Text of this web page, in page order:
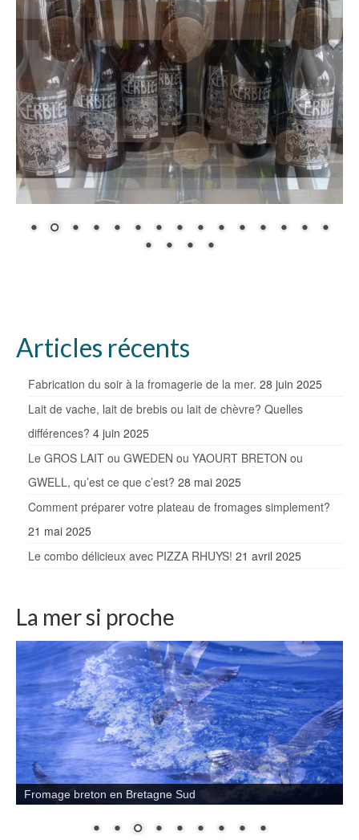
Articles récents
Fabrication du soir à la fromagerie de la mer. 28 juin 2025
Lait de vache, lait de brebis ou lait de chèvre? Quelles
différences? 4 juin 2025
Le GROS LAIT ou GWEDEN ou YAOURT BRETON ou
GWELL, qu’est ce que c’est? 28 mai 2025
Comment préparer votre plateau de fromages simplement?
21 mai 2025
Le combo délicieux avec PIZZA RHUYS! 21 avril 2025
La mer si proche
Fromage breton en Bretagne Sud